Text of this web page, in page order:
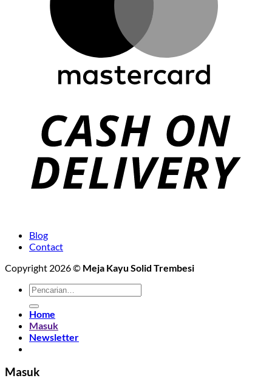
Blog
Contact
Copyright 2026 © Meja Kayu Solid Trembesi
Pencarian
untuk:
Home
Masuk
Newsletter
Masuk